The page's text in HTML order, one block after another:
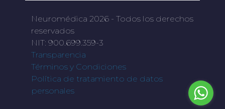
Neuromédica 2026 - Todos los derechos
reservados
NIT: 900.699.359-3
Transparencia
Términos y Condiciones
Política de tratamiento de datos
personales